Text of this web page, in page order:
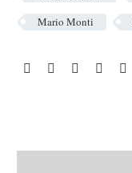
Mario Monti